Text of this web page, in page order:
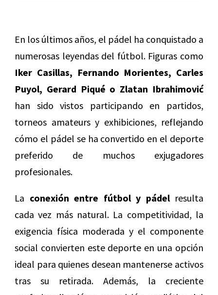
En los últimos años, el pádel ha conquistado a
numerosas leyendas del fútbol. Figuras como
Iker Casillas, Fernando Morientes, Carles
Puyol, Gerard Piqué o Zlatan Ibrahimović
han sido vistos participando en partidos,
torneos amateurs y exhibiciones, reflejando
cómo el pádel se ha convertido en el deporte
preferido de muchos exjugadores
profesionales.
La conexión entre fútbol y pádelresulta
cada vez más natural. La competitividad, la
exigencia física moderada y el componente
social convierten este deporte en una opción
ideal para quienes desean mantenerse activos
tras su retirada. Además, la creciente